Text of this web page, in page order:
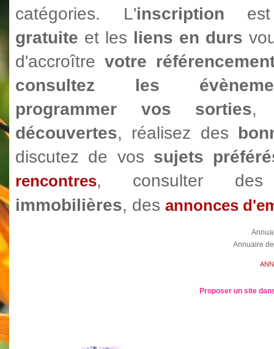
catégories. L'inscription est
gratuite et les liens en durs
d'accroître votre
consultez les
programmer vos sorties,
découvertes, réalisez des
discutez de vos sujets
rencontres, consulter
immobilières, des annonces
Annuaire
Proposer un site